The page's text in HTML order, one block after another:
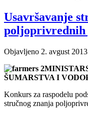
Usavršavanje
poljoprivrednih
Objavljeno 2. avgust
ŠUMARSTVA I
Konkurs za raspodelu
stručnog znanja